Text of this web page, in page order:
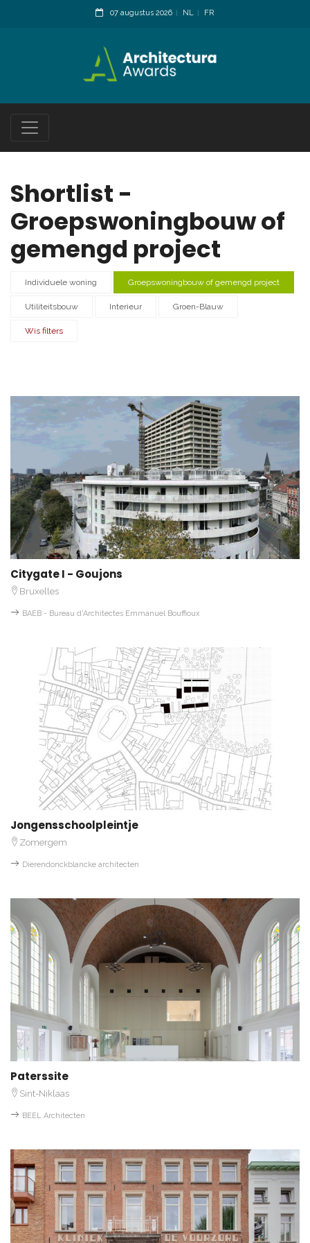
07 augustus 2026 NL FR
Shortlist -
Groepswoningbouw of
gemengd project
Individuele woning Groepswoningbouw of gemengd project
Utiliteitsbouw Interieur Groen-Blauw
Wis filters
Citygate I - Goujons
Bruxelles
BAEB - Bureau d'Architectes Emmanuel Bouffioux
Jongensschoolpleintje
Zomergem
Dierendonckblancke architecten
Paterssite
Sint-Niklaas
BEEL Architecten